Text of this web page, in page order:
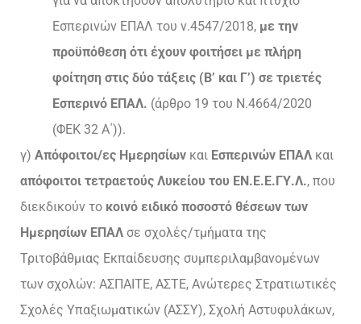
Εσπερινών ΕΠΑΛ του ν.4547/2018, με την
προϋπόθεση ότι έχουν φοιτήσει με πλήρη
φοίτηση στις δύο τάξεις (Β’ και Γ’) σε τριετές
Εσπερινό ΕΠΑΛ. (άρθρο 19 του Ν.4664/2020
(ΦΕΚ 32 Α΄)).
γ) Απόφοιτοι/ες Ημερησίων και Εσπερινών ΕΠΑΛ και
απόφοιτοι τετραετούς Λυκείου του ΕΝ.Ε.Ε.ΓΥ.Λ., που
διεκδικούν το κοινό ειδικό ποσοστό θέσεων των
Ημερησίων ΕΠΑΛ σε σχολές/τμήματα της
Τριτοβάθμιας Εκπαίδευσης συμπεριλαμβανομένων
των σχολών: ΑΣΠΑΙΤΕ, ΑΣΤΕ, Ανώτερες Στρατιωτικές
Σχολές Υπαξιωματικών (ΑΣΣΥ), Σχολή Αστυφυλάκων,